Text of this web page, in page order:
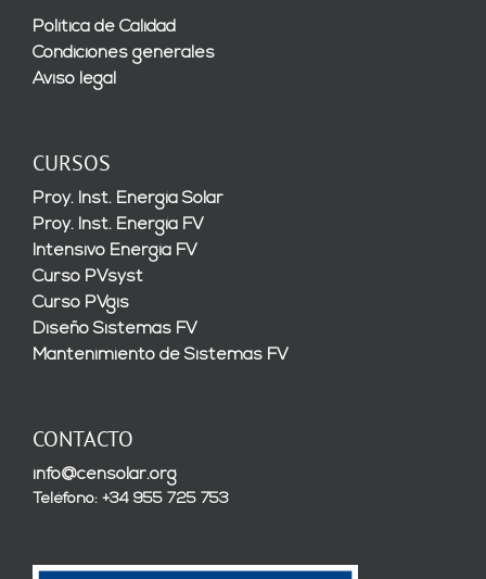
Política de Calidad
Condiciones generales
Aviso legal
CURSOS
Proy. Inst. Energía Solar
Proy. Inst. Energía FV
Intensivo Energía FV
Curso PVsyst
Curso PVgis
Diseño Sistemas FV
Mantenimiento de Sistemas FV
CONTACTO
info@censolar.org
Teléfono: +34 955 725 753